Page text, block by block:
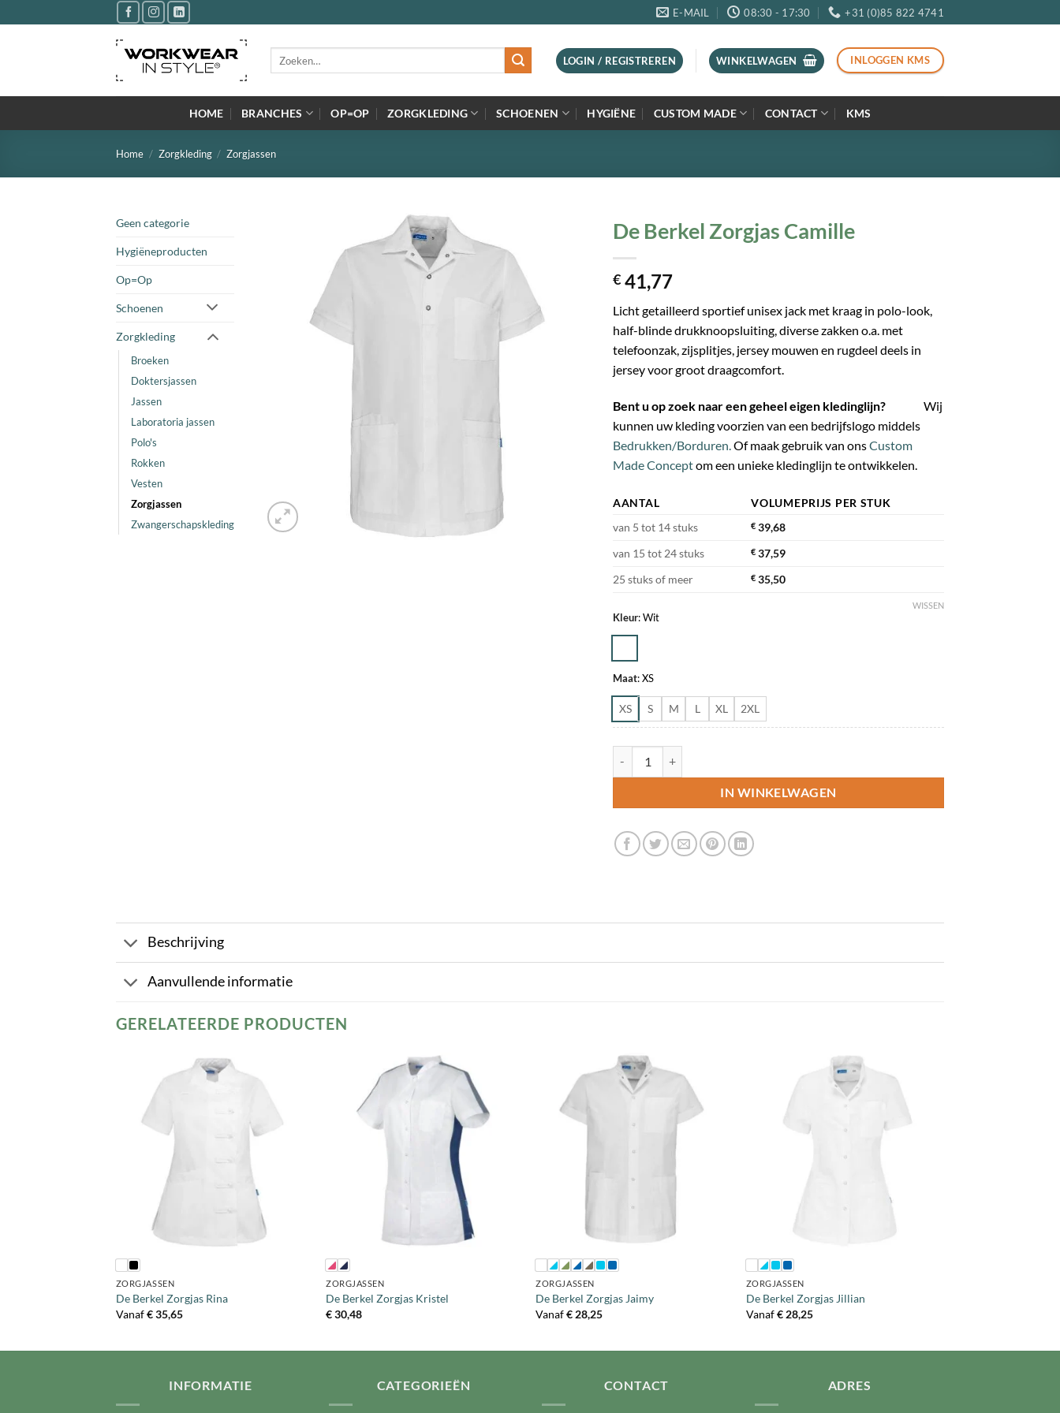
naar
E-MAIL 08:30 - 17:30 +31 (0)85 822 4741
LOGIN / REGISTREREN WINKELWAGEN INLOGGEN KMS
HOME BRANCHES OP=OP ZORGKLEDING SCHOENEN HYGIËNE CUSTOM MADE CONTACT KMS
Home / Zorgkleding / Zorgjassen
Geen categorie
Hygiëneproducten
Op=Op
Schoenen
Zorgkleding
Broeken
Doktersjassen
Jassen
Laboratoria jassen
Polo's
Rokken
Vesten
Zorgjassen
Zwangerschapskleding
De Berkel Zorgjas Camille
€ 41,77
Licht getailleerd sportief unisex jack met kraag in polo-look,
half-blinde drukknoopsluiting, diverse zakken o.a. met
telefoonzak, zijsplitjes, jersey mouwen en rugdeel deels in
jersey voor groot draagcomfort.
Bent u op zoek naar een geheel eigen kledinglijn? Wij
kunnen uw kleding voorzien van een bedrijfslogo middels
Bedrukken/Borduren. Of maak gebruik van onsCustom
Made Conceptom een unieke kledinglijn te ontwikkelen.
AANTAL
VOLUMEPRIJS PER STUK
van 5 tot 14 stuks
€ 39,68
van 15 tot 24 stuks
€ 37,59
25 stuks of meer
€ 35,50
Kleur:Wit
Maat:XS
XS S M L XL 2XL
WISSEN
IN WINKELWAGEN
Beschrijving
Aanvullende informatie
GERELATEERDE PRODUCTEN
ZORGJASSEN
De Berkel Zorgjas Rina
Vanaf€35,65
ZORGJASSEN
De Berkel Zorgjas Kristel
€30,48
ZORGJASSEN
De Berkel Zorgjas Jaimy
Vanaf€ 28,25
ZORGJASSEN
De Berkel Zorgjas Jillian
Vanaf €28,25
INFORMATIE CATEGORIEËN CONTACT ADRES